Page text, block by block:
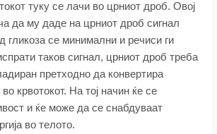
туку се лачи во црниот дроб. Овој
да му даде на црниот дроб сигнал
гликоза се минимални и речиси ги
таков сигнал, црниот дроб треба
претходно да конвертира
крвотокот. На тој начин ќе се
и ќе може да се снабдуваат
во телото.